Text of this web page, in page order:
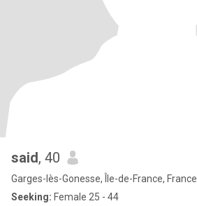
said, 40
Garges-lès-Gonesse, Île-de-France, France
Seeking: Female 25 - 44